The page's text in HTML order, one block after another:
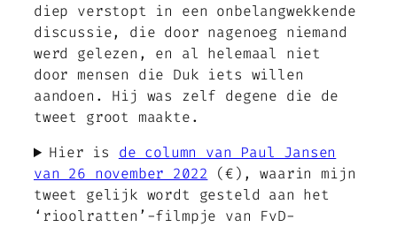
diep verstopt in een onbelangwekkende
discussie, die door nagenoeg niemand
werd gelezen, en al helemaal niet
door mensen die Duk iets willen
aandoen. Hij was zelf degene die de
tweet groot maakte.
Hier is de column van Paul Jansen
van 26 november 2022 (€), waarin mijn
tweet gelijk wordt gesteld aan het
‘rioolratten’-filmpje van FvD-